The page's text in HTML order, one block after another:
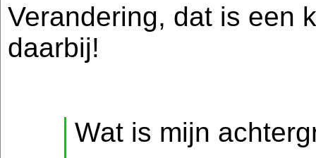
Verandering, dat is een
daarbij!
Wat is mijn